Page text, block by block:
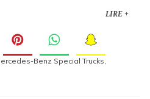
LIRE +
Benz Special Trucks